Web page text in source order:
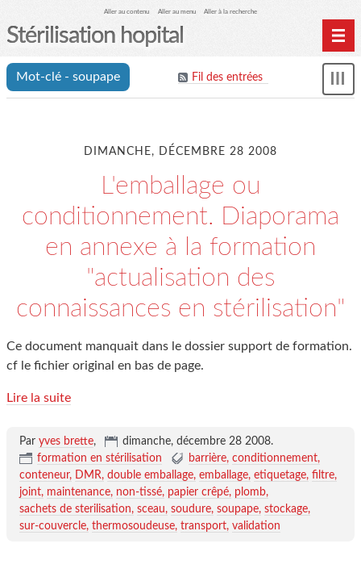
Aller au contenu Aller au menu Aller à la recherche
Stérilisation hopital
Home
Archives
le
Mot-clé - soupape Fil des entrées
DIMANCHE, DÉCEMBRE 28 2008
L'emballage ou
conditionnement. Diaporama
en annexe à la formation
"actualisation des
connaissances en stérilisation"
Ce document manquait dans le dossier support de formation.
cf le fichier original en bas de page.
Lire la suite
Par yves brette, dimanche, décembre 28 2008.
formation en stérilisation
barrière conditionnement
conteneur
DMR double emballage emballage etiquetage filtre
joint maintenance non-tissé papier crêpé plomb
sachets de sterilisation sceau soudure soupape stockage
sur-couvercle thermosoudeuse transport validation